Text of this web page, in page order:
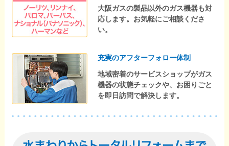
大阪ガスの製品以外のガス機器も対
応します。お気軽にご相談くださ
い。
充実のアフターフォロー体制
地域密着のサービスショップがガス
機器の状態チェックや、お困りごと
を即日訪問で解決します。